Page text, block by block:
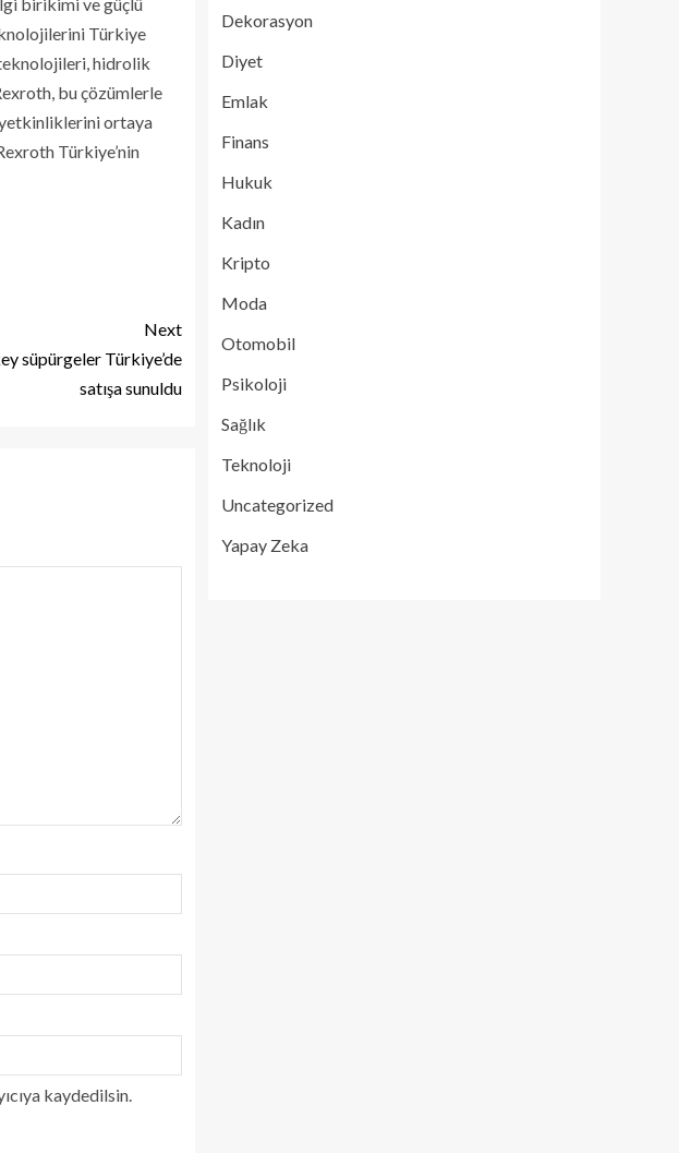
Türkiye
hidrolik
bu çözümlerle
yetkinliklerini ortaya
Türkiye’nin
Next
süpürgeler Türkiye’de
satışa sunuldu
kaydedilsin.
Dekorasyon
Diyet
Emlak
Finans
Hukuk
Kadın
Kripto
Moda
Otomobil
Psikoloji
Sağlık
Teknoloji
Uncategorized
Yapay Zeka